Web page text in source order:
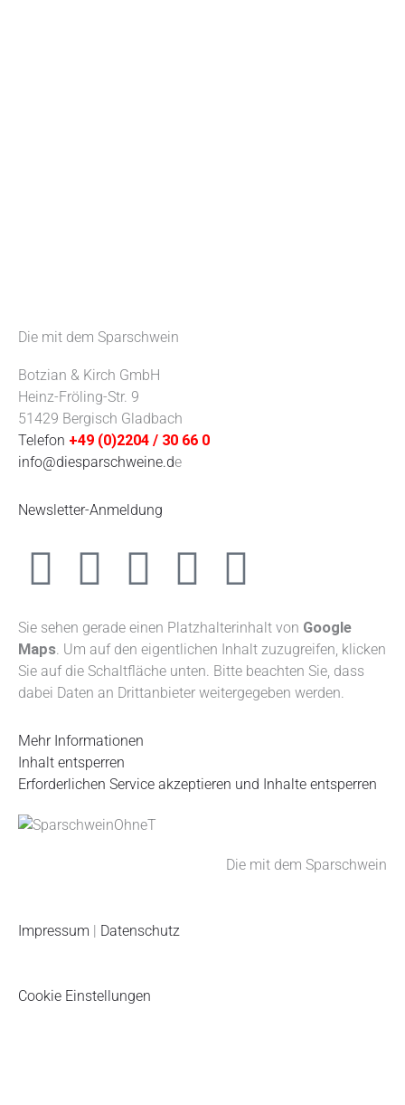
Die mit dem Sparschwein
Botzian & Kirch GmbH
Heinz-Fröling-Str. 9
51429 Bergisch Gladbach
Telefon +49 (0)2204 / 30 66 0
info@diesparschweine.de
Newsletter-Anmeldung
F
a
c
e
b
o
o
Y
o
u
t
u
b
e
I
n
s
t
a
g
r
m
L
i
n
k
d
W
h
a
t
a
p
Sie sehen gerade einen Platzhalterinhalt von Google
Maps. Um auf den eigentlichen Inhalt zuzugreifen, klicken
Sie auf die Schaltfläche unten. Bitte beachten Sie, dass
dabei Daten an Drittanbieter weitergegeben werden.
Mehr Informationen
Inhalt entsperren
Erforderlichen Service akzeptieren und Inhalte entsperren
Die mit dem Sparschwein
Impressum | Datenschutz
Cookie Einstellungen